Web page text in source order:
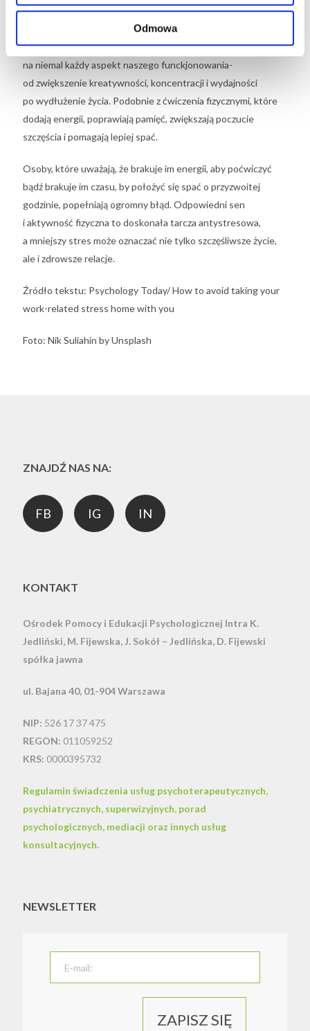
Odmowa
do domu w lepszym nastroju, ale są również kluczowymi
składnikami zdrowego stylu życia. Naukowcy nie mają
wątpliwości, że odpowiednia ilość snu wpływa pozytywnie
na niemal każdy aspekt naszego funckjonowania-
od zwiększenie kreatywności, koncentracji i wydajności
po wydłużenie życia. Podobnie z ćwiczenia fizycznymi, które
dodają energii, poprawiają pamięć, zwiększają poczucie
szczęścia i pomagają lepiej spać.
Osoby, które uważają, że brakuje im energii, aby poćwiczyć
bądź brakuje im czasu, by położyć się spać o przyzwoitej
godzinie, popełniają ogromny błąd. Odpowiedni sen
i aktywność fizyczna to doskonała tarcza antystresowa,
a mniejszy stres może oznaczać nie tylko szczęśliwsze życie,
ale i zdrowsze relacje.
Źródło tekstu: Psychology Today/ How to avoid taking your
work-related stress home with you
Foto: Nik Suliahin by Unsplash
ZNAJDŹ NAS NA:
FB IG IN
KONTAKT
Ośrodek Pomocy i Edukacji Psychologicznej Intra K.
Jedliński, M. Fijewska, J. Sokół – Jedlińska, D. Fijewski
spółka jawna
ul. Bajana 40, 01-904 Warszawa
NIP: 526 17 37 475
REGON: 011059252
KRS: 0000395732
Regulamin świadczenia usług psychoterapeutycznych,
psychiatrycznych, superwizyjnych, porad
psychologicznych, mediacji oraz innych usług
konsultacyjnych.
NEWSLETTER